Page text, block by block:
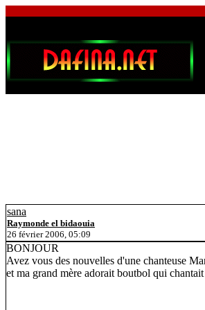
sana
Raymonde el bidaouia
26 février 2006, 05:09
BONJOUR
Avez vous des nouvelles d'une chanteuse
et ma grand mère adorait boutbol qui